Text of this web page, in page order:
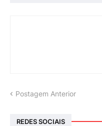
Postagem Anterior
REDES SOCIAIS